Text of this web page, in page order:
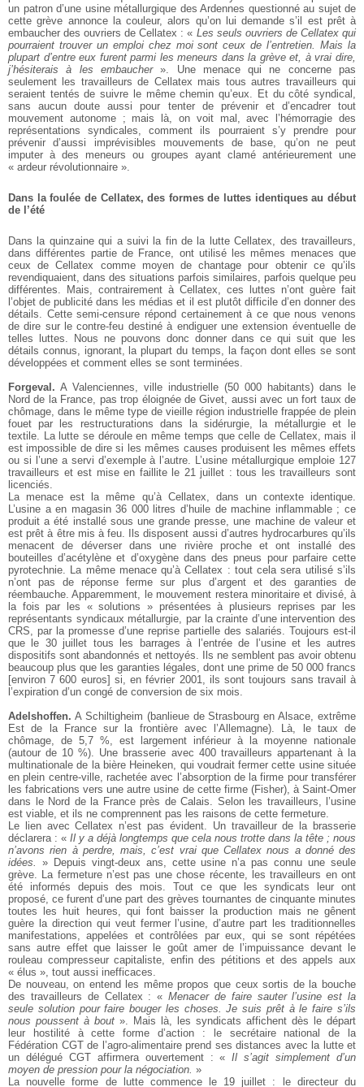
un patron d’une usine métallurgique des Ardennes questionné au sujet de
cette grève annonce la couleur, alors qu’on lui demande s’il est prêt à
embaucher des ouvriers de Cellatex : « Les seuls ouvriers de Cellatex qui
pourraient trouver un emploi chez moi sont ceux de l’entretien. Mais la
plupart d’entre eux furent parmi les meneurs dans la grève et, à vrai dire,
j’hésiterais à les embaucher». Une menace qui ne concerne pas
seulement les travailleurs de Cellatex mais tous autres travailleurs qui
seraient tentés de suivre le même chemin qu’eux. Et du côté syndical,
sans aucun doute aussi pour tenter de prévenir et d’encadrer tout
mouvement autonome ; mais là, on voit mal, avec l’hémorragie des
représentations syndicales, comment ils pourraient s’y prendre pour
prévenir d’aussi imprévisibles mouvements de base, qu’on ne peut
imputer à des meneurs ou groupes ayant clamé antérieurement une
« ardeur révolutionnaire ».
Dans la foulée de Cellatex, des formes de luttes identiques au début
de l’été
Dans la quinzaine qui a suivi la fin de la lutte Cellatex, des travailleurs,
dans différentes partie de France, ont utilisé les mêmes menaces que
ceux de Cellatex comme moyen de chantage pour obtenir ce qu’ils
revendiquaient, dans des situations parfois similaires, parfois quelque peu
différentes. Mais, contrairement à Cellatex, ces luttes n’ont guère fait
l’objet de publicité dans les médias et il est plutôt difficile d’en donner des
détails. Cette semi-censure répond certainement à ce que nous venons
de dire sur le contre-feu destiné à endiguer une extension éventuelle de
telles luttes. Nous ne pouvons donc donner dans ce qui suit que les
détails connus, ignorant, la plupart du temps, la façon dont elles se sont
développées et comment elles se sont terminées.
Forgeval. A Valenciennes, ville industrielle (50 000 habitants) dans le
Nord de la France, pas trop éloignée de Givet, aussi avec un fort taux de
chômage, dans le même type de vieille région industrielle frappée de plein
fouet par les restructurations dans la sidérurgie, la métallurgie et le
textile. La lutte se déroule en même temps que celle de Cellatex, mais il
est impossible de dire si les mêmes causes produisent les mêmes effets
ou si l’une a servi d’exemple à l’autre. L’usine métallurgique emploie 127
travailleurs et est mise en faillite le 21 juillet : tous les travailleurs sont
licenciés.
La menace est la même qu’à Cellatex, dans un contexte identique.
L’usine a en magasin 36 000 litres d’huile de machine inflammable ; ce
produit a été installé sous une grande presse, une machine de valeur et
est prêt à être mis à feu. Ils disposent aussi d’autres hydrocarbures qu’ils
menacent de déverser dans une rivière proche et ont installé des
bouteilles d’acétylène et d’oxygène dans des pneus pour parfaire cette
pyrotechnie. La même menace qu’à Cellatex : tout cela sera utilisé s’ils
n’ont pas de réponse ferme sur plus d’argent et des garanties de
réembauche. Apparemment, le mouvement restera minoritaire et divisé, à
la fois par les « solutions » présentées à plusieurs reprises par les
représentants syndicaux métallurgie, par la crainte d’une intervention des
CRS, par la promesse d’une reprise partielle des salariés. Toujours est-il
que le 30 juillet tous les barrages à l’entrée de l’usine et les autres
dispositifs sont abandonnés et nettoyés. Ils ne semblent pas avoir obtenu
beaucoup plus que les garanties légales, dont une prime de 50 000 francs
[environ 7 600 euros] si, en février 2001, ils sont toujours sans travail à
l’expiration d’un congé de conversion de six mois.
Adelshoffen. A Schiltigheim (banlieue de Strasbourg en Alsace, extrême
Est de la France sur la frontière avec l’Allemagne). Là, le taux de
chômage, de 5,7 %, est largement inférieur à la moyenne nationale
(autour de 10 %). Une brasserie avec 400 travailleurs appartenant à la
multinationale de la bière Heineken, qui voudrait fermer cette usine située
en plein centre-ville, rachetée avec l’absorption de la firme pour transférer
les fabrications vers une autre usine de cette firme (Fisher), à Saint-Omer
dans le Nord de la France près de Calais. Selon les travailleurs, l’usine
est viable, et ils ne comprennent pas les raisons de cette fermeture.
Le lien avec Cellatex n’est pas évident. Un travailleur de la brasserie
déclarera : « Il y a déjà longtemps que cela nous trotte dans la tête ; nous
n’avons rien à perdre, mais, c’est vrai que Cellatex nous a donné des
idées.
» Depuis vingt-deux ans, cette usine n’a pas connu une seule
grève. La fermeture n’est pas une chose récente, les travailleurs en ont
été informés depuis des mois. Tout ce que les syndicats leur ont
proposé, ce furent d’une part des grèves tournantes de cinquante minutes
toutes les huit heures, qui font baisser la production mais ne gênent
guère la direction qui veut fermer l’usine, d’autre part les traditionnelles
manifestations, appelées et contrôlées par eux, qui se sont répétées
sans autre effet que laisser le goût amer de l’impuissance devant le
rouleau compresseur capitaliste, enfin des pétitions et des appels aux
« élus », tout aussi inefficaces.
De nouveau, on entend les même propos que ceux sortis de la bouche
des travailleurs de Cellatex :«Menacer de faire sauter l’usine est la
seule solution pour faire bouger les choses. Je suis prêt à le faire s’ils
nous poussent à bout ». Mais là, les syndicats affichent dès le départ
leur hostilité à cette forme d’action : le secrétaire national de la
Fédération CGT de l’agro-alimentaire prend ses distances avec la lutte et
un délégué CGT affirmera ouvertement : «Il s’agit simplement d’un
moyen de pression pour la négociation. »
La nouvelle forme de lutte commence le 19 juillet : le directeur du